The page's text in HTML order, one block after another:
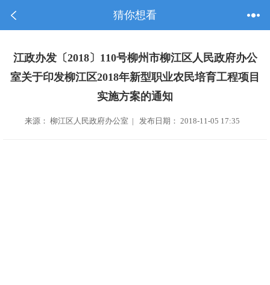
猜你想看
江政办发〔2018〕110号柳州市柳江区人民政府办公
室关于印发柳江区2018年新型职业农民培育工程项目
实施方案的通知
来源： 柳江区人民政府办公室 | 发布日期： 2018-11-05 17:35